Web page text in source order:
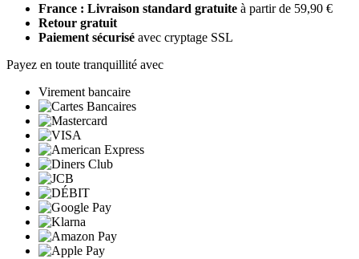
France : Livraison standard gratuite à partir de 59,90 €
Retour gratuit
Paiement sécurisé avec cryptage SSL
Payez en toute tranquillité avec
Virement bancaire